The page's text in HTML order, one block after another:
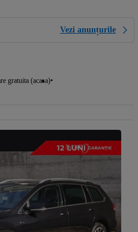
Vezi anunțurile
gratuita (acasa)